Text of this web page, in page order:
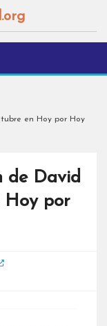
en Hoy por Hoy
de David
Hoy por